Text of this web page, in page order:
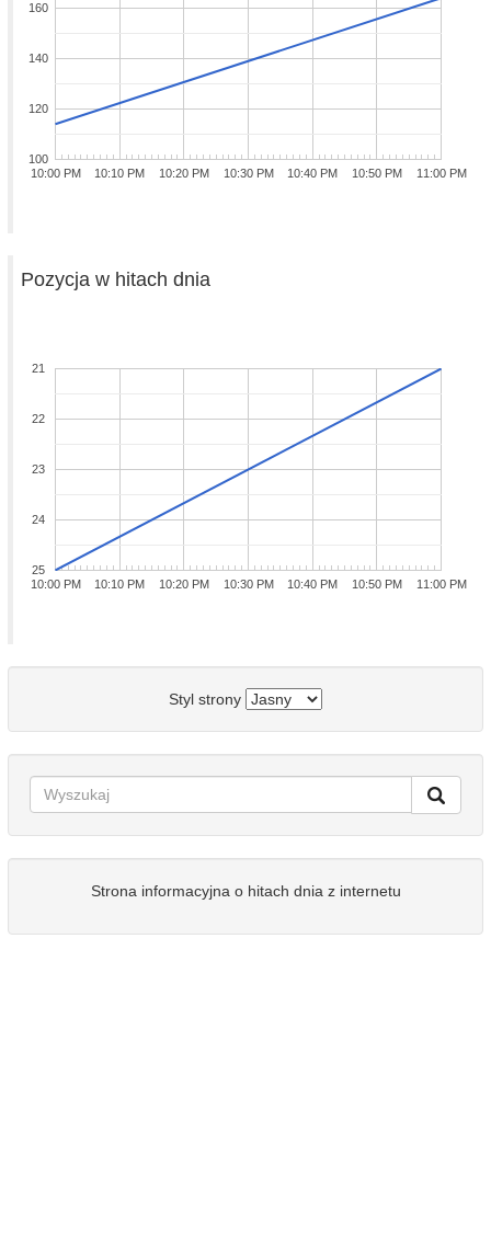
10:00 PM 10:10 PM 10:20 PM 10:30 PM 10:40 PM 10:50 PM 11:00 PM
100
120
140
160
Pozycja w hitach dnia
10:00 PM 10:10 PM 10:20 PM 10:30 PM 10:40 PM 10:50 PM 11:00 PM
21
22
23
24
25
Styl strony
Strona informacyjna o hitach dnia z internetu